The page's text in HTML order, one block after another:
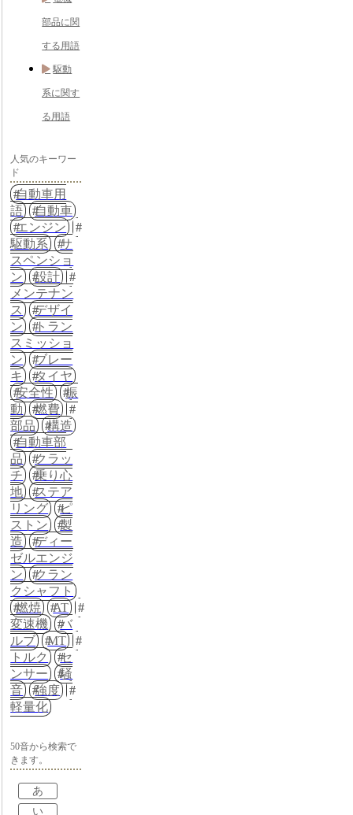
部品に関
する用語
駆動
系に関す
る用語
人気のキーワー
ド
自動車用
語
自動車
エンジン
駆動系
サ
スペンショ
ン
設計
メンテナン
ス
デザイ
ン
トラン
スミッショ
ン
ブレー
キ
タイヤ
安全性
振
動
燃費
部品
構造
自動車部
品
クラッ
チ
乗り心
地
ステア
リング
ピ
ストン
製
造
ディー
ゼルエンジ
ン
クラン
クシャフト
燃焼
AT
変速機
バ
ルブ
MT
トルク
セ
ンサー
騒
音
強度
軽量化
50音から検索で
きます。
あ
い